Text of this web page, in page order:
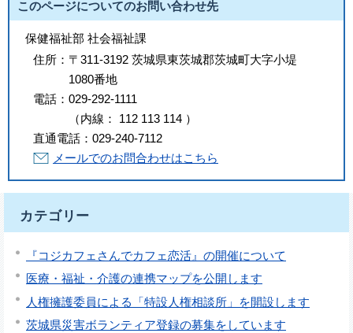
このページについてのお問い合わせ先
保健福祉部 社会福祉課
住所： 〒311-3192 茨城県東茨城郡茨城町大字小堤
1080番地
電話： 029-292-1111
（内線 ： 112 113 114 ）
直通電話： 029-240-7112
メールでのお問合わせはこちら
カテゴリー
『コジカフェさんでカフェ恋活』の開催について
医療・福祉・介護の連携マップを公開します
人権擁護委員による「特設人権相談所」を開設します
茨城県災害ボランティア登録の募集をしています